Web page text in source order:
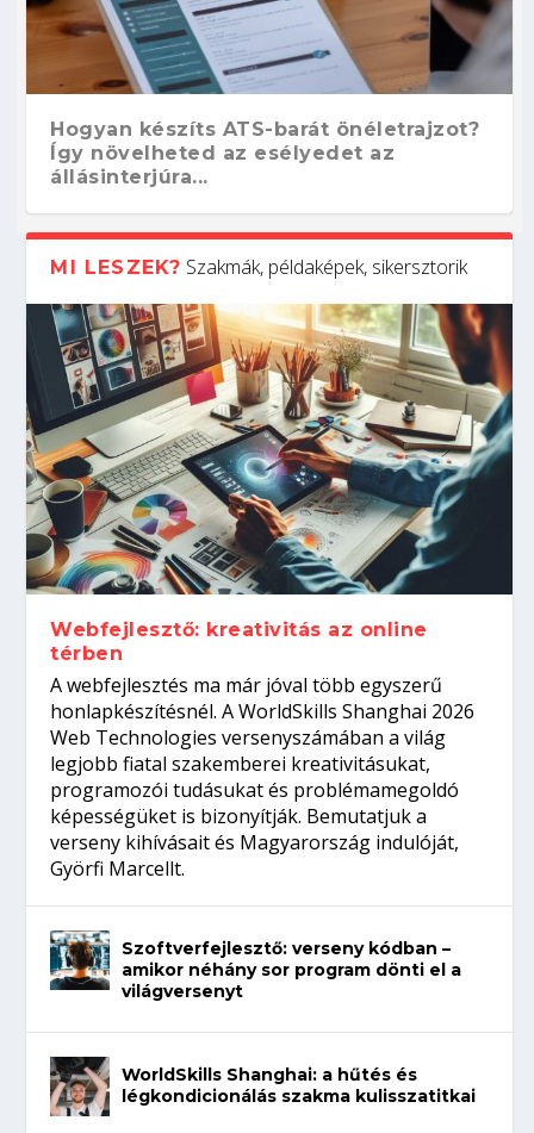
Hogyan készíts ATS-barát önéletrajzot?
Így növelheted az esélyedet az
állásinterjúra...
Kitalálod, mire használják ezeket a
gépeket?
Nem sikerült az egyetemi felvételi?
Tanulj szakmát!
Szoftverfejlesztő: verseny kódban –
amikor néhány sor program dönti el a
világversenyt...
Digitális detox – hogyan kapcsolódj ki
telefon nélkül?
MI LESZEK? Szakmák, példaképek, sikersztorik
Webfejlesztő: kreativitás az online
térben
A webfejlesztés ma már jóval több egyszerű
honlapkészítésnél. A WorldSkills Shanghai 2026
Web Technologies versenyszámában a világ
legjobb fiatal szakemberei kreativitásukat,
programozói tudásukat és problémamegoldó
képességüket is bizonyítják. Bemutatjuk a
verseny kihívásait és Magyarország indulóját,
Györfi Marcellt.
Szoftverfejlesztő: verseny kódban –
amikor néhány sor program dönti el a
világversenyt
WorldSkills Shanghai: a hűtés és
légkondicionálás szakma kulisszatitkai